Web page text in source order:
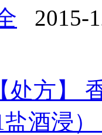
2015-
处方】
酒浸